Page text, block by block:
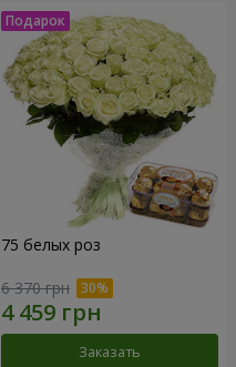
75 белых роз
6 370 грн
Заказать